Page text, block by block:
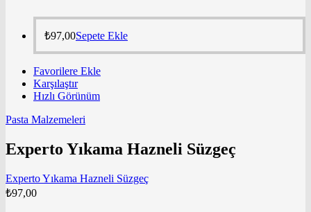
₺97,00Sepete Ekle
Favorilere Ekle
Karşılaştır
Hızlı Görünüm
Pasta Malzemeleri
Experto Yıkama Hazneli Süzgeç
Experto Yıkama Hazneli Süzgeç
₺97,00